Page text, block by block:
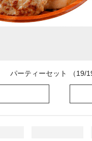
パーティーセット （19/